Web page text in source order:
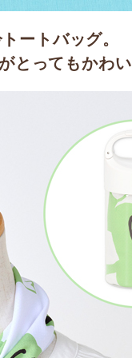
ートバッグ。
とってもかわ